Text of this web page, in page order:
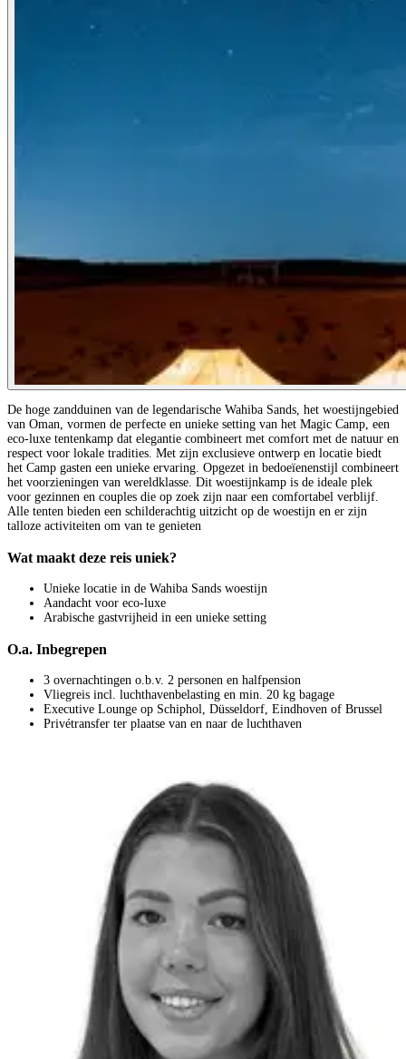
De hoge zandduinen van de legendarische Wahiba Sands, het woestijngebied
van Oman, vormen de perfecte en unieke setting van het Magic Camp, een
eco-luxe tentenkamp dat elegantie combineert met comfort met de natuur en
respect voor lokale tradities. Met zijn exclusieve ontwerp en locatie biedt
het Camp gasten een unieke ervaring. Opgezet in bedoeïenenstijl combineert
het voorzieningen van wereldklasse. Dit woestijnkamp is de ideale plek
voor gezinnen en couples die op zoek zijn naar een comfortabel verblijf.
Alle tenten bieden een schilderachtig uitzicht op de woestijn en er zijn
talloze activiteiten om van te genieten
Wat maakt deze reis uniek?
Unieke locatie in de Wahiba Sands woestijn
Aandacht voor eco-luxe
Arabische gastvrijheid in een unieke setting
O.a. Inbegrepen
3 overnachtingen o.b.v. 2 personen en halfpension
Vliegreis incl. luchthavenbelasting en min. 20 kg bagage
Executive Lounge op Schiphol, Düsseldorf, Eindhoven of Brussel
Privétransfer ter plaatse van en naar de luchthaven